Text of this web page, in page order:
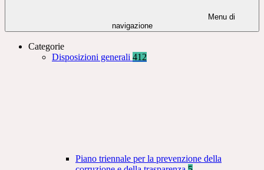
Menu di
navigazione
Categorie
Disposizioni generali 412
Piano triennale per la prevenzione della